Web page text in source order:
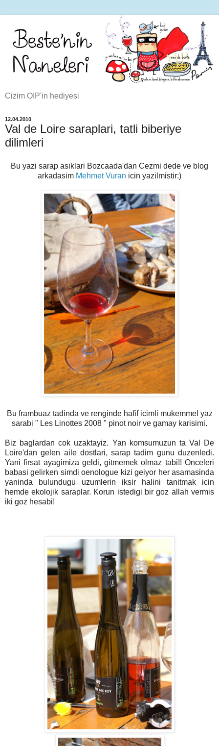
Cizim OIP'in hediyesi
12.04.2010
Val de Loire saraplari, tatli biberiye
dilimleri
Bu yazi sarap asiklari Bozcaada'dan Cezmi dede ve blog
arkadasim Mehmet Vuran icin yazilmistir:)
Bu frambuaz tadinda ve renginde hafif icimli mukemmel yaz
sarabi " Les Linottes 2008 " pinot noir ve gamay karisimi.
Biz baglardan cok uzaktayiz. Yan komsumuzun ta Val De
Loire'dan gelen aile dostlari, sarap tadim gunu duzenledi.
Yani firsat ayagimiza geldi, gitmemek olmaz tabi!! Onceleri
babasi gelirken simdi oenologue kizi geiyor her asamasinda
yaninda bulundugu uzumlerin iksir halini tanitmak icin
hemde ekolojik saraplar. Korun istedigi bir goz allah vermis
iki goz hesabi!